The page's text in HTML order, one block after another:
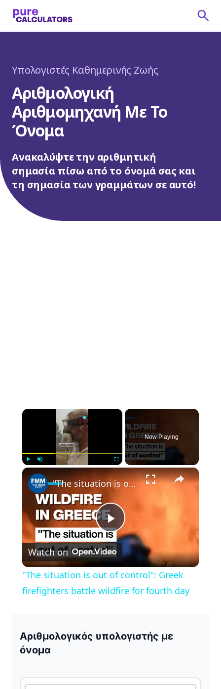
Υπολογιστές Καθημερινής Ζωής
Αριθμολογική
Αριθμομηχανή Με Το
Όνομα
Ανακαλύψτε την αριθμητική
σημασία πίσω από το όνομά σας και
τη σημασία των γραμμάτων σε αυτό!
×
Now Playing
×
P
l
a
i
"The situation is out of control": Greek firefighters battle wildfire for fourth day
Watch on
"The situation is out of control": Greek
firefighters battle wildfire for fourth day
Αριθμολογικός υπολογιστής με
όνομα